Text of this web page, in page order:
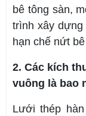
bê tông sàn,
trình xây dựng
hạn chế nứt
2. Các kích
vuông là bao
Lưới thép